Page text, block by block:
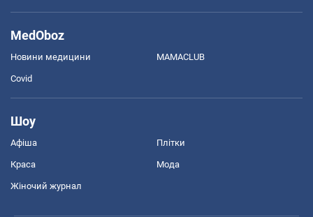
MedOboz
Новини медицини MAMACLUB
Covid
Шоу
Афіша Плітки
Краса Мода
Жіночий журнал